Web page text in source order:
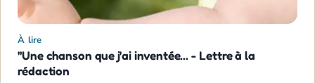
À lire
"Une chanson que j'ai inventée... - Lettre à la
rédaction